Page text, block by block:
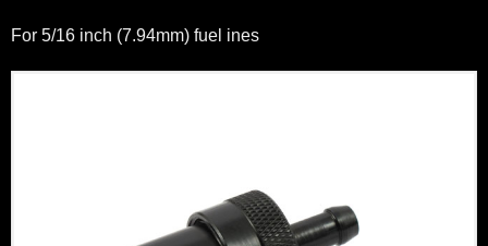
For 5/16 inch (7.94mm) fuel ines